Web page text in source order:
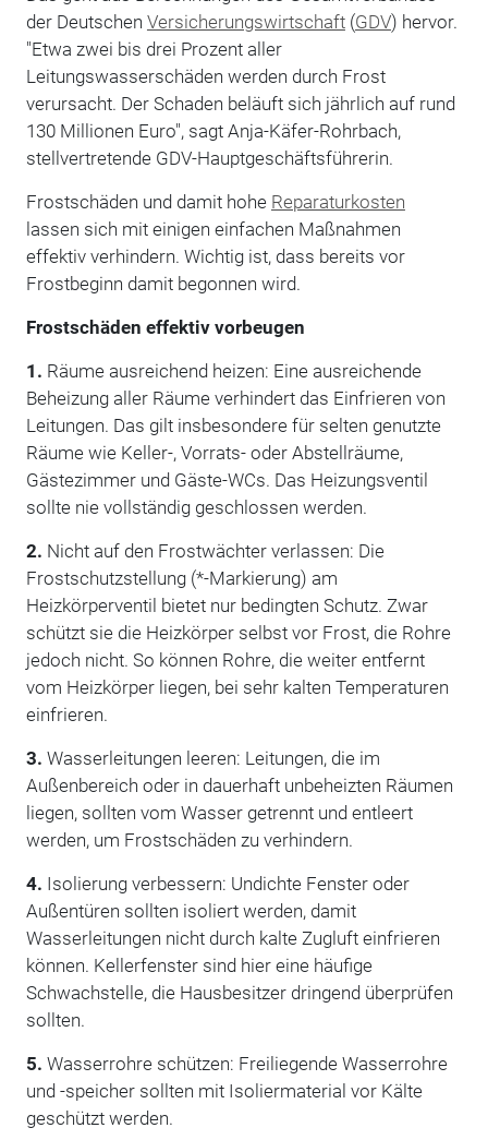
der Deutschen Versicherungswirtschaft(GDV) hervor.
"Etwa zwei bis drei Prozent aller
Leitungswasserschäden werden durch Frost
verursacht. Der Schaden beläuft sich jährlich auf rund
130 Millionen Euro", sagt Anja-Käfer-Rohrbach,
stellvertretende GDV-Hauptgeschäftsführerin.
Frostschäden und damit hohe Reparaturkosten
lassen sich mit einigen einfachen Maßnahmen
effektiv verhindern. Wichtig ist, dass bereits vor
Frostbeginn damit begonnen wird.
Frostschäden effektiv vorbeugen
1. Räume ausreichend heizen: Eine ausreichende
Beheizung aller Räume verhindert das Einfrieren von
Leitungen. Das gilt insbesondere für selten genutzte
Räume wie Keller-, Vorrats- oder Abstellräume,
Gästezimmer und Gäste-WCs. Das Heizungsventil
sollte nie vollständig geschlossen werden.
2. Nicht auf den Frostwächter verlassen: Die
Frostschutzstellung (*-Markierung) am
Heizkörperventil bietet nur bedingten Schutz. Zwar
schützt sie die Heizkörper selbst vor Frost, die Rohre
jedoch nicht. So können Rohre, die weiter entfernt
vom Heizkörper liegen, bei sehr kalten Temperaturen
einfrieren.
3. Wasserleitungen leeren: Leitungen, die im
Außenbereich oder in dauerhaft unbeheizten Räumen
liegen, sollten vom Wasser getrennt und entleert
werden, um Frostschäden zu verhindern.
4. Isolierung verbessern: Undichte Fenster oder
Außentüren sollten isoliert werden, damit
Wasserleitungen nicht durch kalte Zugluft einfrieren
können. Kellerfenster sind hier eine häufige
Schwachstelle, die Hausbesitzer dringend überprüfen
sollten.
5. Wasserrohre schützen: Freiliegende Wasserrohre
und -speicher sollten mit Isoliermaterial vor Kälte
geschützt werden.